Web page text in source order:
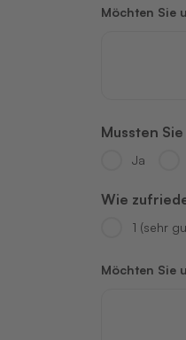
Möchten Sie
Mussten
Ja
Wie
1 (sehr
Möchten Sie